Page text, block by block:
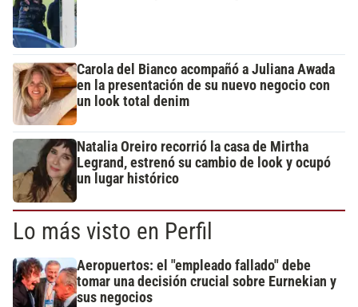
Carola del Bianco acompañó a Juliana Awada
en la presentación de su nuevo negocio con
un look total denim
Natalia Oreiro recorrió la casa de Mirtha
Legrand, estrenó su cambio de look y ocupó
un lugar histórico
Lo más visto en Perfil
Aeropuertos: el "empleado fallado" debe
tomar una decisión crucial sobre Eurnekian y
sus negocios